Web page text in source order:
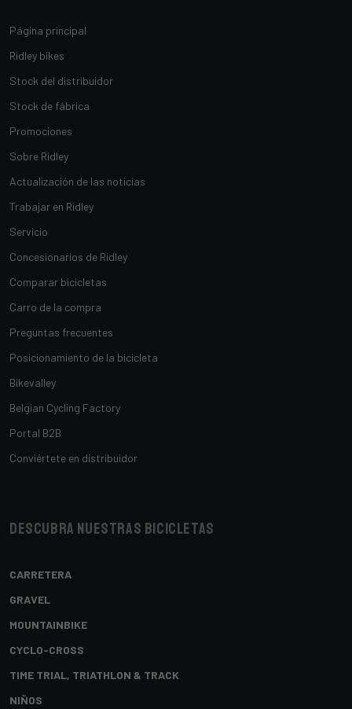
Página principal
Ridley bikes
Stock del distribuidor
Stock de fábrica
Promociones
Sobre Ridley
Actualización de las noticias
Trabajar en Ridley
Servicio
Concesionarios de Ridley
Comparar bicicletas
Carro de la compra
Preguntas frecuentes
Posicionamiento de la bicicleta
Bikevalley
Belgian Cycling Factory
Portal B2B
Conviértete en distribuidor
Descubra nuestras bicicletas
CARRETERA
GRAVEL
MOUNTAINBIKE
CYCLO-CROSS
TIME TRIAL, TRIATHLON & TRACK
NIÑOS